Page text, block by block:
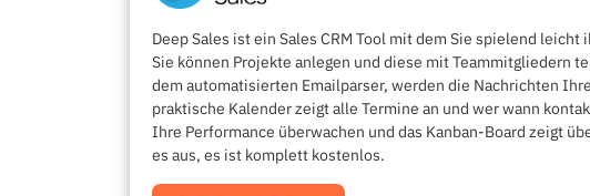
Deep Sales ist ein Sales CRM Tool mit dem Sie spielend
Sie können Projekte anlegen und diese mit Teammitgliedern
dem automatisierten Emailparser, werden die Nachrichten
praktische Kalender zeigt alle Termine an und wer wann
Ihre Performance überwachen und das Kanban-Board zeigt
es aus, es ist komplett kostenlos.